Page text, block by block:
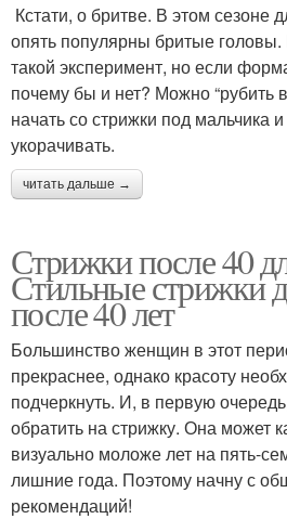
Кстати, о бритве. В этом сезоне
опять популярны бритые
такой эксперимент, но если
почему бы и нет? Можно “рубить
начать со стрижки под мальчика
укорачивать.
читать дальше →
Стрижки после 40
Стильные стрижки
после 40 лет
Большинство женщин в этот
прекраснее, однако красоту
подчеркнуть. И, в первую
обратить на стрижку. Она может
визуально моложе лет на пять-
лишние года. Поэтому начну с
рекомендаций!